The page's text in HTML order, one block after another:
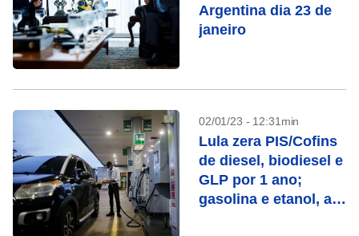
Argentina dia 23 de
janeiro
02/01/23 - 12:31min
Lula zera PIS/Cofins
de diesel, biodiesel e
GLP por 1 ano;
gasolina e etanol, até